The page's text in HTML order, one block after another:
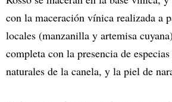
con la maceración vínica realizada a
locales (manzanilla y artemisa
completa con la presencia de
naturales de la canela, y la piel de